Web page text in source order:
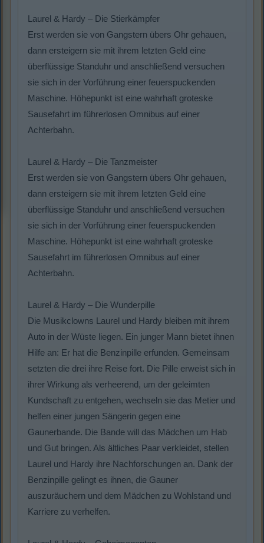
Laurel & Hardy – Die Stierkämpfer
Erst werden sie von Gangstern übers Ohr gehauen,
dann ersteigern sie mit ihrem letzten Geld eine
überflüssige Standuhr und anschließend versuchen
sie sich in der Vorführung einer feuerspuckenden
Maschine. Höhepunkt ist eine wahrhaft groteske
Sausefahrt im führerlosen Omnibus auf einer
Achterbahn.
Laurel & Hardy – Die Tanzmeister
Erst werden sie von Gangstern übers Ohr gehauen,
dann ersteigern sie mit ihrem letzten Geld eine
überflüssige Standuhr und anschließend versuchen
sie sich in der Vorführung einer feuerspuckenden
Maschine. Höhepunkt ist eine wahrhaft groteske
Sausefahrt im führerlosen Omnibus auf einer
Achterbahn.
Laurel & Hardy – Die Wunderpille
Die Musikclowns Laurel und Hardy bleiben mit ihrem
Auto in der Wüste liegen. Ein junger Mann bietet ihnen
Hilfe an: Er hat die Benzinpille erfunden. Gemeinsam
setzten die drei ihre Reise fort. Die Pille erweist sich in
ihrer Wirkung als verheerend, um der geleimten
Kundschaft zu entgehen, wechseln sie das Metier und
helfen einer jungen Sängerin gegen eine
Gaunerbande. Die Bande will das Mädchen um Hab
und Gut bringen. Als ältliches Paar verkleidet, stellen
Laurel und Hardy ihre Nachforschungen an. Dank der
Benzinpille gelingt es ihnen, die Gauner
auszuräuchern und dem Mädchen zu Wohlstand und
Karriere zu verhelfen.